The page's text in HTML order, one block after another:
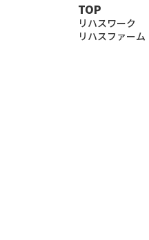
TOP
リハスワーク
リハスファーム